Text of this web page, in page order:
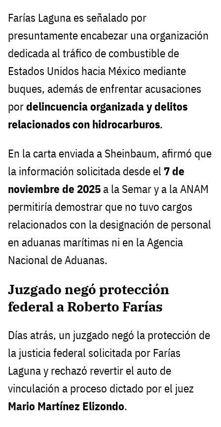
Farías Laguna es señalado por
presuntamente encabezar una organización
dedicada al tráfico de combustible de
Estados Unidos hacia México mediante
buques, además de enfrentar acusaciones
pordelincuencia organizada y delitos
relacionados con hidrocarburos.
En la carta enviada a Sheinbaum, afirmó que
la información solicitada desde el 7 de
noviembre de 2025 a la Semar y a la ANAM
permitiría demostrar que no tuvo cargos
relacionados con la designación de personal
en aduanas marítimas ni en la Agencia
Nacional de Aduanas.
Juzgado negó protección
federal a Roberto Farías
Días atrás, un juzgado negó la protección de
la justicia federal solicitada por Farías
Laguna y rechazó revertir el auto de
vinculación a proceso dictado por el juez
Mario Martínez Elizondo.